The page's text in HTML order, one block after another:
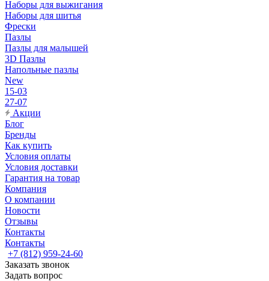
Наборы для выжигания
Наборы для шитья
Фрески
Пазлы
Пазлы для малышей
3D Пазлы
Напольные пазлы
New
15-03
27-07
Акции
Блог
Бренды
Как купить
Условия оплаты
Условия доставки
Гарантия на товар
Компания
О компании
Новости
Отзывы
Контакты
Контакты
+7 (812) 959-24-60
Заказать звонок
Задать вопрос